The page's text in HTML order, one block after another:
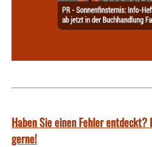
Haben Sie einen Fehler entdeckt?
gerne!